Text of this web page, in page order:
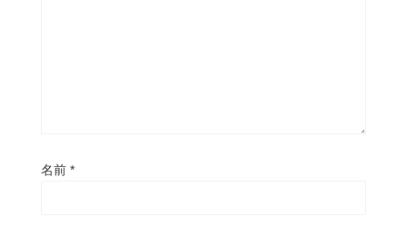
名前 *